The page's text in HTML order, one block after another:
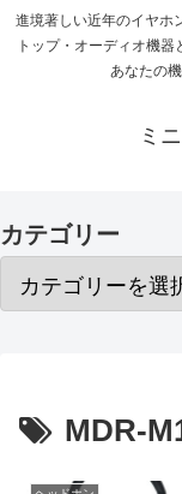
進境著しい近年のイヤホ
トップ・オーディオ機器
あなたの
ミ
カテゴリー
MDR-